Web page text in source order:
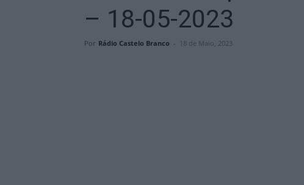
– 18-05-2023
Por Rádio Castelo Branco - 18 de Maio, 2023